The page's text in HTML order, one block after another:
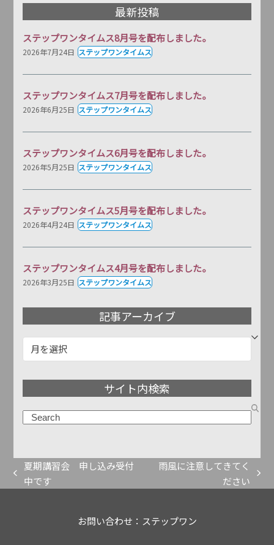
最新投稿
ステップワンタイムス8月号を配布しました。
2026年7月24日 ステップワンタイムス
ステップワンタイムス7月号を配布しました。
2026年6月25日 ステップワンタイムス
ステップワンタイムス6月号を配布しました。
2026年5月25日 ステップワンタイムス
ステップワンタイムス5月号を配布しました。
2026年4月24日 ステップワンタイムス
ステップワンタイムス4月号を配布しました。
2026年3月25日 ステップワンタイムス
記事アーカイブ
事
サイト内検索
previous
夏期講習会 申し込み受付
中です
雨風に注意してきてく
ださい
お問い合わせ：ステップワン